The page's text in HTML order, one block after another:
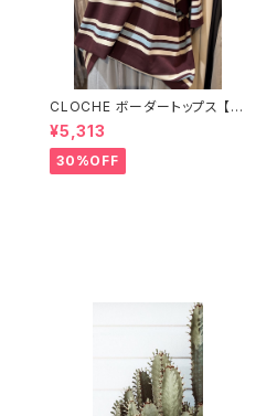
CLOCHE ボーダートップス 【6
12-85776】
¥5,313
30%OFF